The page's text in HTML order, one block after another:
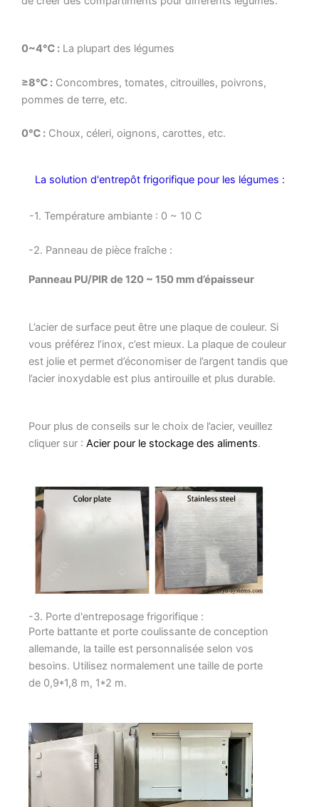
0~4℃ : La plupart des légumes
≥8℃ : Concombres, tomates, citrouilles, poivrons,
pommes de terre, etc.
0℃ : Choux, céleri, oignons, carottes, etc.
La solution d'entrepôt frigorifique pour les légumes :
-1. Température ambiante : 0 ~ 10 C
-2. Panneau de pièce fraîche :
Panneau PU/PIR de 120 ~ 150 mm d’épaisseur
L’acier de surface peut être une plaque de couleur. Si
vous préférez l’inox, c’est mieux. La plaque de couleur
est jolie et permet d’économiser de l’argent tandis que
l’acier inoxydable est plus antirouille et plus durable.
Pour plus de conseils sur le choix de l’acier, veuillez
cliquer sur : Acier pour le stockage des aliments.
-3. Porte d'entreposage frigorifique :
Porte battante et porte coulissante de conception
allemande, la taille est personnalisée selon vos
besoins. Utilisez normalement une taille de porte
de 0,9*1,8 m, 1*2 m.